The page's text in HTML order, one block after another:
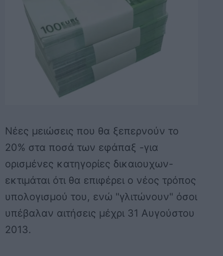
Νέες μειώσεις που θα ξεπερνούν το
20% στα ποσά των εφάπαξ -για
ορισμένες κατηγορίες δικαιουχων-
εκτιμάται ότι θα επιφέρει ο νέος τρόπος
υπολογισμού του, ενώ "γλιτώνουν" όσοι
υπέβαλαν αιτήσεις μέχρι 31 Αυγούστου
2013.